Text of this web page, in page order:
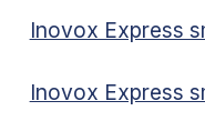
Inovox Express
Inovox Express